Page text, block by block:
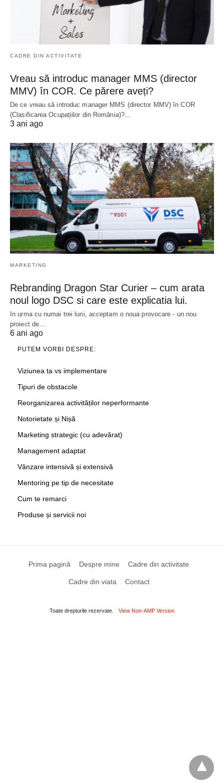
CADRE DIN ACTIVITATE
Vreau să introduc manager MMS (director
MMV) în COR. Ce părere aveți?
De ce vreau să introduc manager MMS (director MMV) în COR
(Clasificarea Ocupațiilor din România)?…
3 ani ago
MARKETING
Rebranding Dragon Star Curier – cum arata
noul logo DSC si care este explicatia lui.
In urma cu numai trei luni, acceptam o noua provocare - un nou
proiect de…
6 ani ago
PUTEM VORBI DESPRE:
Viziunea ta vs implementare
Tipuri de obstacole
Reorganizarea activităților neperformante
Notorietate și Nișă
Marketing strategic (cu adevărat)
Management adaptat
Vânzare intensivă și extensivă
Mentoring pe tip de necesitate
Cum te remarci
Produse și servicii noi
Prima pagină Despre mine Cadre din activitate
Cadre din viata Contact
Toate drepturile rezervate. View Non-AMP Version